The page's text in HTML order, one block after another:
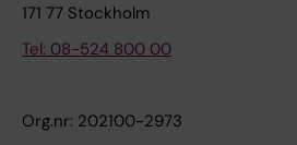
171 77 Stockholm
Tel: 08-524 800 00
Org.nr: 202100-2973